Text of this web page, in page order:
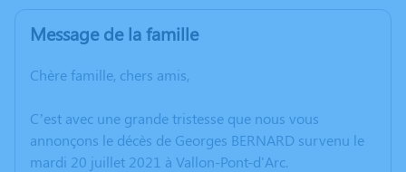
Message de la famille
Chère famille, chers amis,
C’est avec une grande tristesse que nous vous
annonçons le décès de Georges BERNARD survenu le
mardi 20 juillet 2021 à Vallon-Pont-d'Arc.